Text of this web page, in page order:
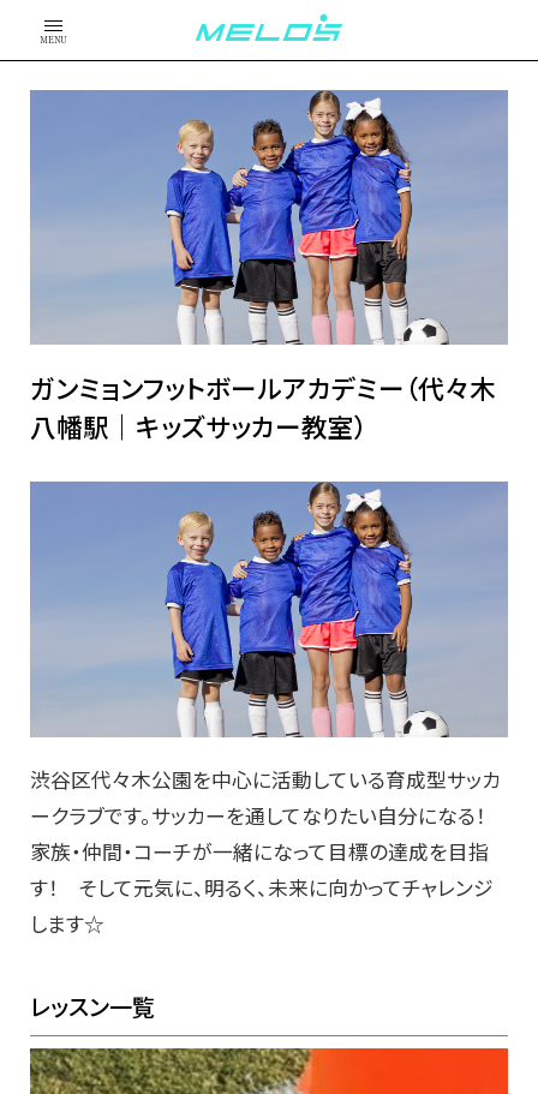
MENU
ガンミョンフットボールアカデミー（代々木
八幡駅｜キッズサッカー教室）
渋谷区代々木公園を中心に活動している育成型サッカ
ークラブです。サッカーを通してなりたい自分になる！
家族・仲間・コーチが一緒になって目標の達成を目指
す！ そして元気に、明るく、未来に向かってチャレンジ
します☆
レッスン一覧